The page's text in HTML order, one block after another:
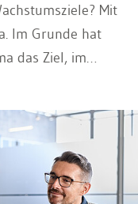
Mit
Im Grunde hat
das Ziel, im
an dem
nicht im
wurde, muss bzw.
Wir können